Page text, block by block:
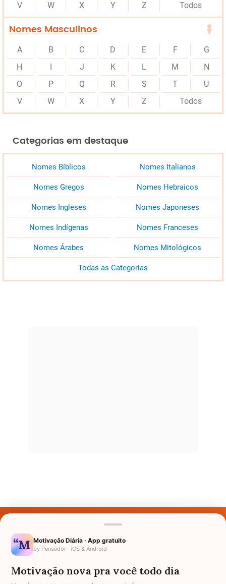
V
W X Y Z Todos
Nomes Masculinos
A B C D E F
G
H
J K L M
N
O
P Q R S T
U
V
W X Y Z Todos
Categorias em destaque
Nomes Bíblicos Nomes Italianos
Nomes Gregos Nomes Hebraicos
Nomes Ingleses Nomes Japoneses
Nomes Indígenas Nomes Franceses
Nomes Árabes Nomes Mitológicos
Todas as Categorias
Nomes pelo Mundo
Motivação Diária · App gratuito
by Pensador · iOS & Android
Motivação nova pra você todo dia